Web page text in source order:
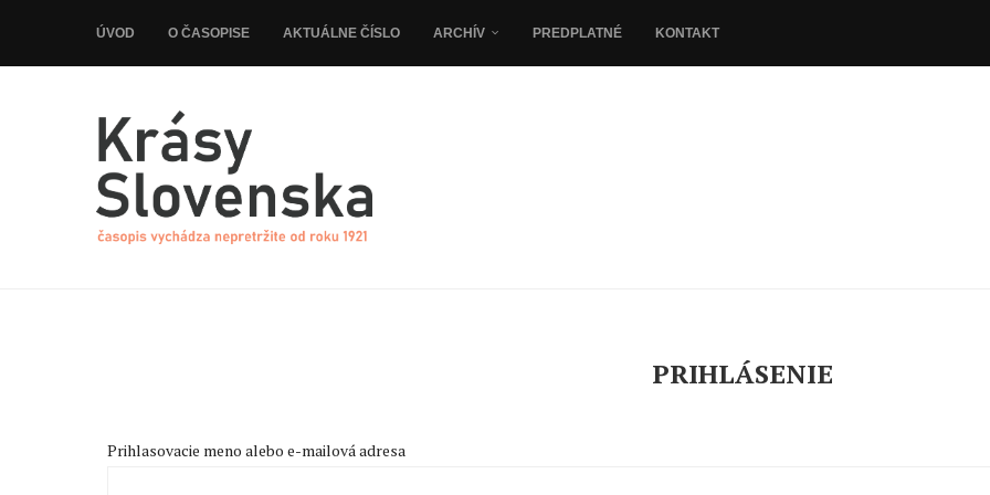
ÚVOD O ČASOPISE AKTUÁLNE ČÍSLO ARCHÍV PREDPLATNÉ KONTAKT
PRIHLÁSENIE
Prihlasovacie meno alebo e-mailová adresa